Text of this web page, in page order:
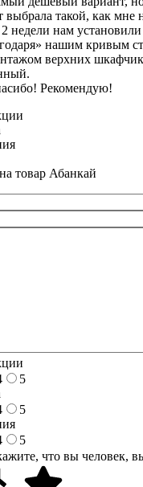
выбрала такой, как мне
недели нам
нашим кривым
верхних
Рекомендую!
товар Абанкай
5
5
5
что вы человек,